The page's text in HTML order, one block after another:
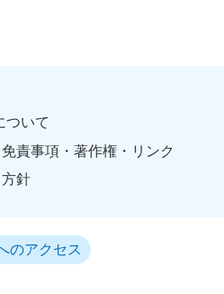
ついて
責事項・著作権・リンク
針
のアクセス